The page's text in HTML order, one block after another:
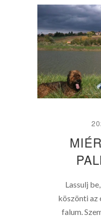
Lassulj
köszönti az
falum.